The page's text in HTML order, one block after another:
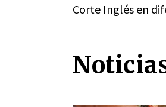
Corte Inglés en